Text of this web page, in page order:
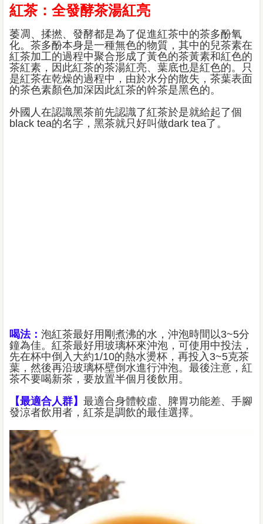
紅茶：全發酵茶湯紅亮
萎凋、揉撚、發酵都是為了促進紅茶中的茶多酚氧
化。茶多酚本身是一種無色的物質，其中的兒茶素在
紅茶加工的過程中聚合形成了黃色的茶黃素和紅色的
茶紅素，因此紅茶的茶湯紅亮、葉底也是紅色的。只
是紅茶在乾燥的過程中，由於水分的散失，茶葉表面
的茶色素顏色加深因此紅茶的幹茶是黑色的。
外國人在認識黑茶前先認識了紅茶於是就給起了個
black tea的名字，黑茶就只好叫做dark tea了。
喝法： 泡紅茶最好用剛煮沸的水，沖泡時間以3~5分
鐘為佳。紅茶最好用玻璃杯來沖泡，可使用中投法，
先在杯中倒入大約1/10的熱水燙杯，再投入3~5克茶
葉，然後再沿玻璃杯壁倒水進行沖泡。最後注意，紅
茶不要喝新茶，要放置半個月後飲用。
【最適合人群】 最適合身體較虛、脾胃功能差、手腳
發涼者飲用者，紅茶是調飲的最佳選擇。